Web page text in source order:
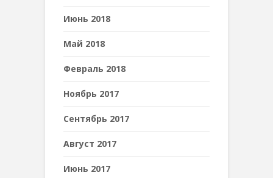
Июнь 2018
Май 2018
Февраль 2018
Ноябрь 2017
Сентябрь 2017
Август 2017
Июнь 2017